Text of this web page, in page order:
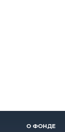
О ФОНДЕ